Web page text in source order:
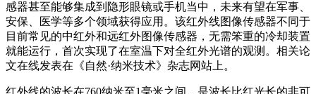
感器甚至能够集成到隐形眼镜或手机当中，未来有望在军事、
安保、医学等多个领域获得应用。该红外线图像传感器不同于
目前常见的中红外和远红外图像传感器，无需笨重的冷却装置
就能运行，首次实现了在室温下对全红外光谱的观测。相关论
文在线发表在《自然·纳米技术》杂志网站上。